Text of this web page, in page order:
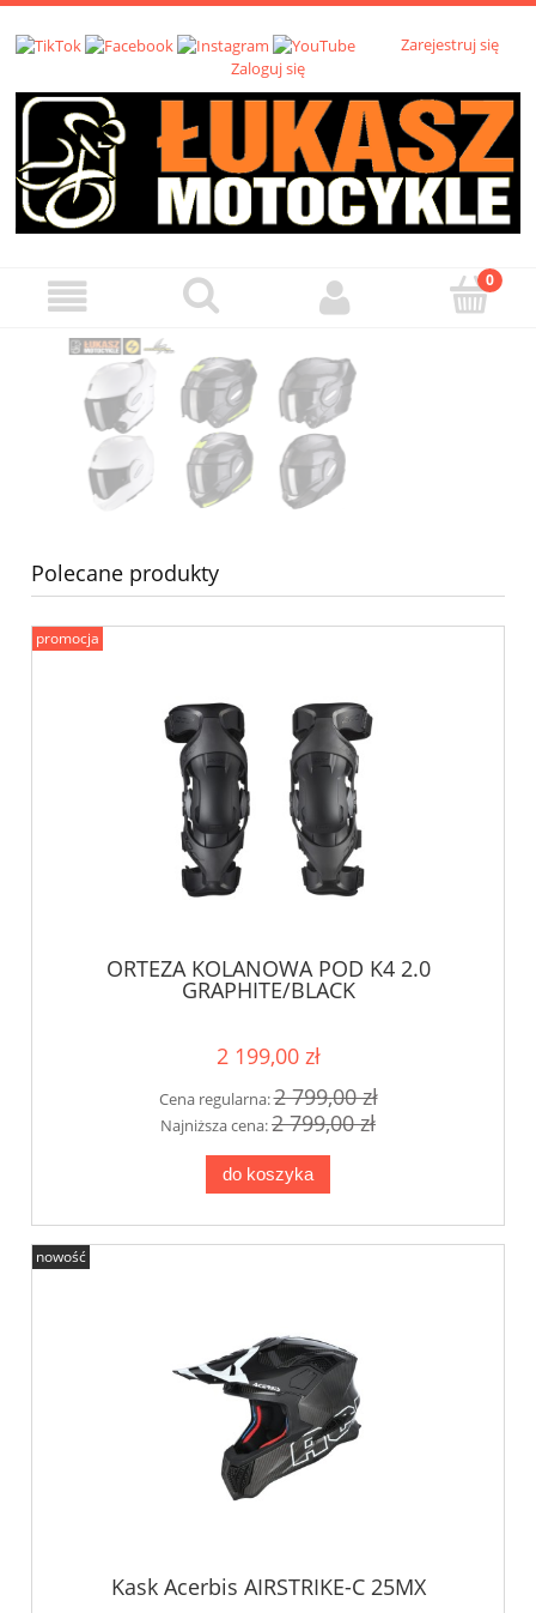
Zarejestruj się
Zaloguj się
Polecane produkty
ORTEZA KOLANOWA POD K4 2.0
GRAPHITE/BLACK
2 199,00 zł
Cena regularna:2 799,00 zł
Najniższa cena:2 799,00 zł
do koszyka
promocja
Kask Acerbis AIRSTRIKE-C 25MX
nowość